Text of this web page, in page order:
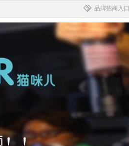
品牌招商入口